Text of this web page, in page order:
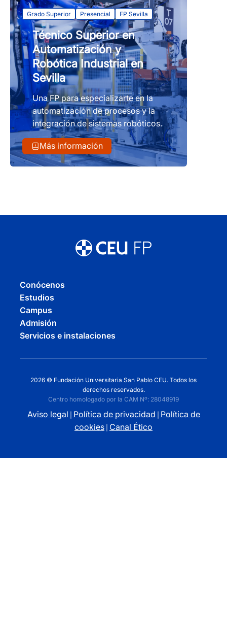
Grado Superior Presencial FP Sevilla
Técnico Superior en
Automatización y
Robótica Industrial en
Sevilla
Una FP para especializarte en la
automatización de procesos y la
integración de sistemas robóticos.
Más información
Conócenos
Estudios
Campus
Admisión
Servicios e instalaciones
2026 © Fundación Universitaria San Pablo CEU. Todos los
derechos reservados.
Centro homologado por la CAM Nº: 28048919
Aviso legal Política de privacidad Política de
cookies Canal Ético